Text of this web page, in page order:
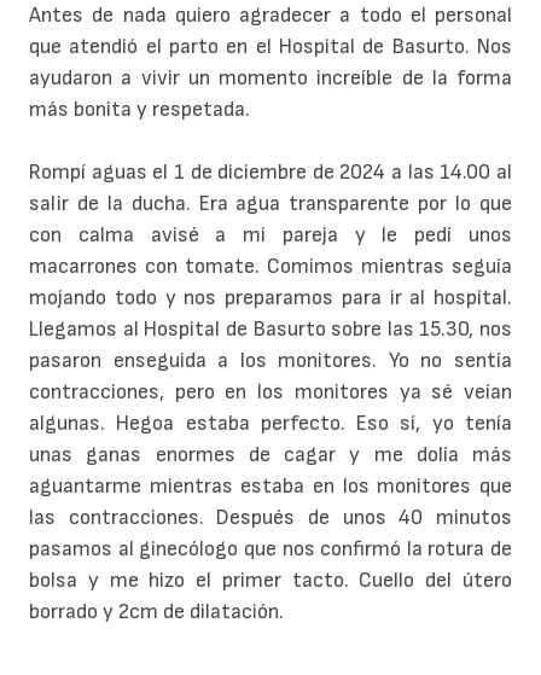
Antes de nada quiero agradecer a todo el personal
que atendió el parto en el Hospital de Basurto. Nos
ayudaron a vivir un momento increíble de la forma
más bonita y respetada.
Rompí aguas el 1 de diciembre de 2024 a las 14.00 al
salir de la ducha. Era agua transparente por lo que
con calma avisé a mi pareja y le pedí unos
macarrones con tomate. Comimos mientras seguía
mojando todo y nos preparamos para ir al hospital.
Llegamos al Hospital de Basurto sobre las 15.30, nos
pasaron enseguida a los monitores. Yo no sentía
contracciones, pero en los monitores ya sé veían
algunas. Hegoa estaba perfecto. Eso sí, yo tenía
unas ganas enormes de cagar y me dolía más
aguantarme mientras estaba en los monitores que
las contracciones. Después de unos 40 minutos
pasamos al ginecólogo que nos confirmó la rotura de
bolsa y me hizo el primer tacto. Cuello del útero
borrado y 2cm de dilatación.